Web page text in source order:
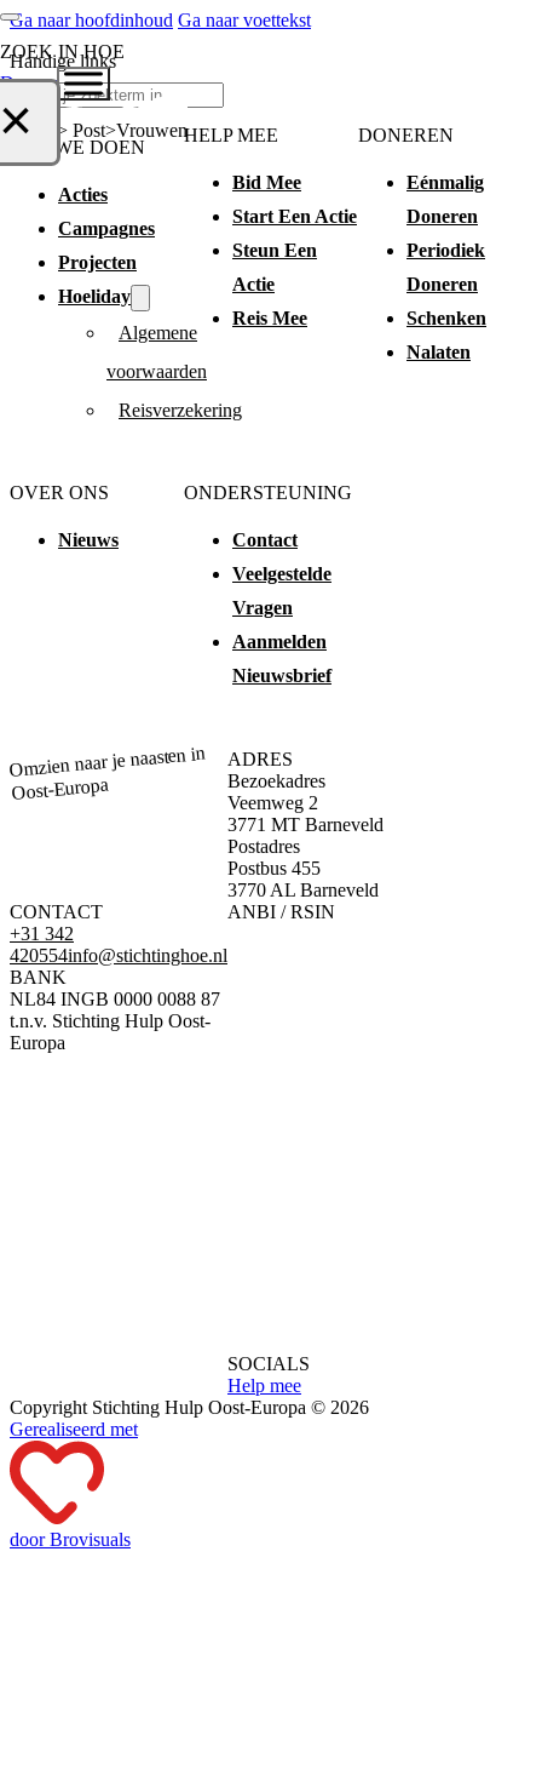
Ga naar hoofdinhoud Ga naar voettekst
ZOEK IN HOE
Zoeken
×
Doneer
Home > Post Vrouwen
Handige links
WAT WE DOEN
Acties
Campagnes
Projecten
Hoeliday
Algemene
voorwaarden
Reisverzekering
HELP MEE
Bid Mee
Start Een Actie
Steun Een
Actie
Reis Mee
DONEREN
Eénmalig
Doneren
Periodiek
Doneren
Schenken
Nalaten
OVER ONS
Nieuws
ONDERSTEUNING
Contact
Veelgestelde
Vragen
Aanmelden
Nieuwsbrief
Omzien naar je naasten in
Oost-Europa
ADRES
Bezoekadres
Veemweg 2
3771 MT Barneveld
Postadres
Postbus 455
3770 AL Barneveld
CONTACT
+31 342
420554info@stichtinghoe.nl
BANK
NL84 INGB 0000 0088 87
t.n.v. Stichting Hulp Oost-
Europa
ANBI / RSIN
SOCIALS
Help mee
Copyright Stichting Hulp Oost-Europa © 2026
Gerealiseerd met
door Brovisuals